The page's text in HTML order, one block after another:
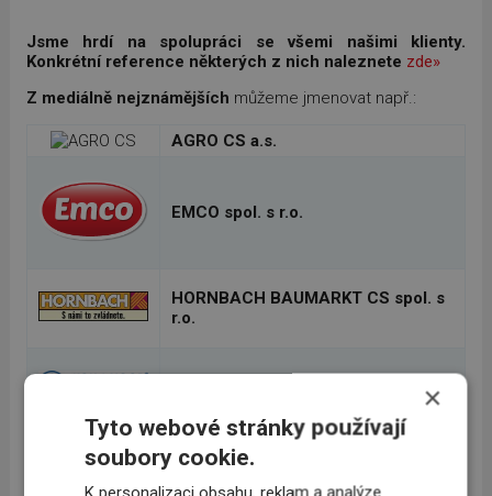
Jsme hrdí na spolupráci se všemi našimi klienty.
Konkrétní reference některých z nich naleznete zde»
Z mediálně nejznámějších můžeme jmenovat např.:
AGRO CS a.s.
EMCO spol. s r.o.
HORNBACH BAUMARKT CS spol. s
r.o.
Metrostav stavebniny, s.r.o.
×
Tyto webové stránky používají
soubory cookie.